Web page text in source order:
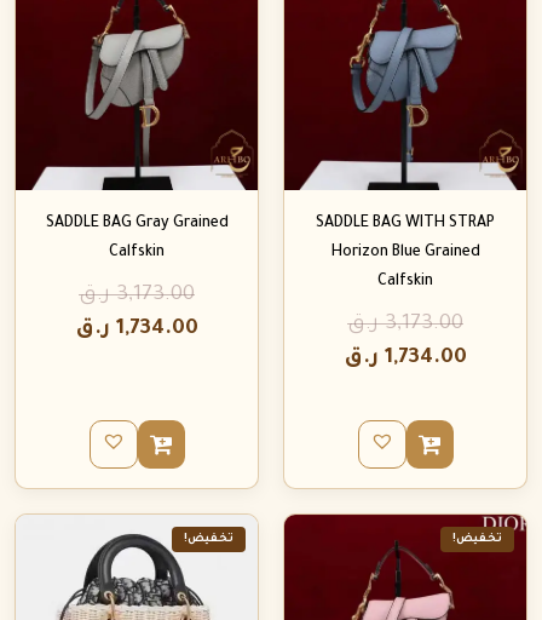
SADDLE BAG WITH STRAP
Horizon Blue Grained
Calfskin
3,173.00 ر.ق
1,734.00 ر.ق
SADDLE BAG Gray Grained
Calfskin
3,173.00 ر.ق
1,734.00 ر.ق
تخفيض! تخفيض!